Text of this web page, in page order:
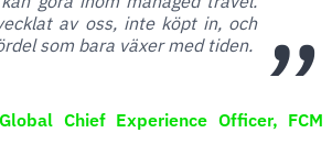
av oss, inte köpt in, och
som bara växer med tiden.
Chief Experience Officer, FCM